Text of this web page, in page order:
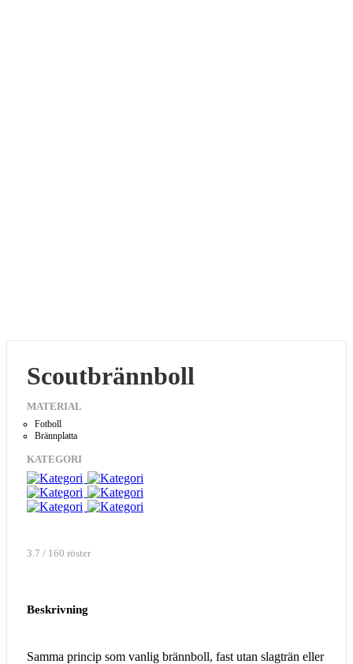
Scoutbrännboll
MATERIAL
Fotboll
Brännplatta
KATEGORI
3.7 / 160 röster
Beskrivning
Samma princip som vanlig brännboll, fast utan slagträn eller